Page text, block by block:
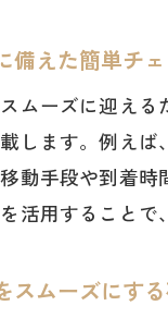
備えた簡単チ
ムーズに迎え
します。例え
動手段や到着
活用することで
スムーズにす